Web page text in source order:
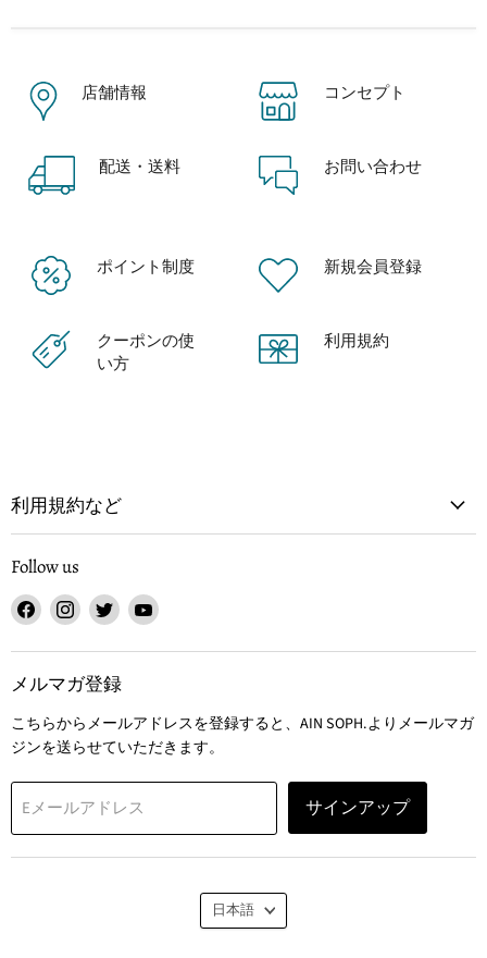
店舗情報 コンセプト
配送・送料 お問い合わせ
ポイント制度 新規会員登録
クーポンの使
い方
利用規約
利用規約など
Follow us
Facebook
見
つ
て
く
さ
Instagram
見
つ
て
く
い
Twitter
見
つ
て
く
い
YouTube
見
て
く
メルマガ登録
こちらからメールアドレスを登録すると、AIN SOPH.よりメールマガ
ジンを送らせていただきます。
Eメールアドレス サインアップ
言日本語